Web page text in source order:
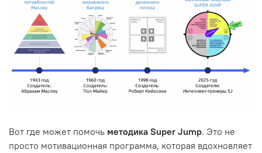
Вот где может помочь методика Super Jump. Это не
просто мотивационная программа, которая вдохновляет